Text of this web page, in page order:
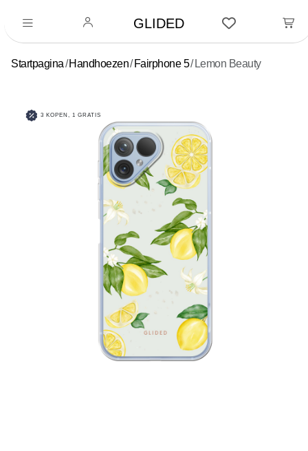
GLIDED
Startpagina Handhoezen Fairphone 5 Lemon Beauty
3 KOPEN, 1 GRATIS